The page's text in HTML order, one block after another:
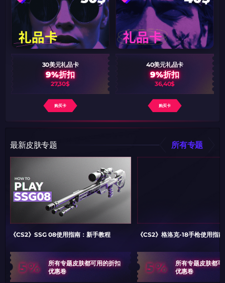
30美元礼品卡
9%折扣
27,30$
购买卡
40美元礼品卡
9%折扣
36,40$
购买卡
最新皮肤专题 所有专题
《CS2》SSG 08使用指南：新手教程
5%
所有专题皮肤都可用的折扣
优惠卷
《CS2》格洛克-18手枪使用指
5%
所有专题皮肤都
优惠卷